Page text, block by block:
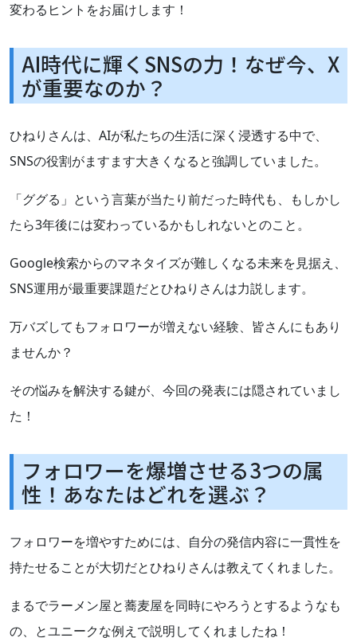
変わるヒントをお届けします！
AI時代に輝くSNSの力！なぜ今、X
が重要なのか？
ひねりさんは、AIが私たちの生活に深く浸透する中で、
SNSの役割がますます大きくなると強調していました。
「ググる」という言葉が当たり前だった時代も、もしかし
たら3年後には変わっているかもしれないとのこと。
Google検索からのマネタイズが難しくなる未来を見据え、
SNS運用が最重要課題だとひねりさんは力説します。
万バズしてもフォロワーが増えない経験、皆さんにもあり
ませんか？
その悩みを解決する鍵が、今回の発表には隠されていまし
た！
フォロワーを爆増させる3つの属
性！あなたはどれを選ぶ？
フォロワーを増やすためには、自分の発信内容に一貫性を
持たせることが大切だとひねりさんは教えてくれました。
まるでラーメン屋と蕎麦屋を同時にやろうとするようなも
の、とユニークな例えで説明してくれましたね！